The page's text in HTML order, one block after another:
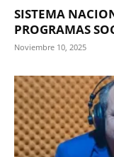
SISTEMA
PROGRAMAS
Noviembre 10, 2025